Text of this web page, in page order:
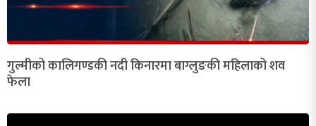
गुल्मीको कालिगण्डकी नदी किनारमा बाग्लुङकी महिलाको शव
फेला